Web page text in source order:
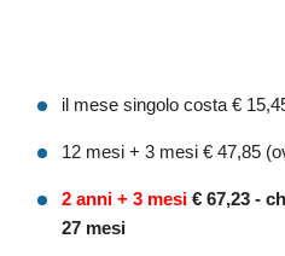
il mese singolo costa €
12 mesi + 3 mesi € 47,85
2 anni + 3 mesi € 67,23 -
27 mesi